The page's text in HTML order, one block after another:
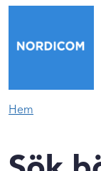
Hoppa till
Hem